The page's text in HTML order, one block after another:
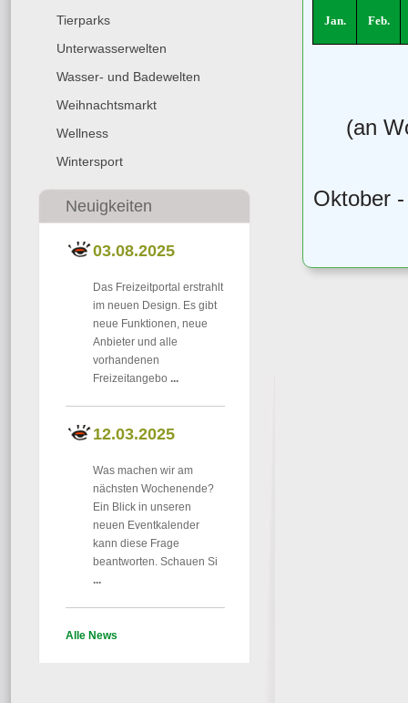
Tierparks
Unterwasserwelten
Wasser- und Badewelten
Weihnachtsmarkt
Wellness
Wintersport
Neuigkeiten
03.08.2025
Das Freizeitportal erstrahlt
im neuen Design. Es gibt
neue Funktionen, neue
Anbieter und alle
vorhandenen
Freizeitangebo ...
12.03.2025
Was machen wir am
nächsten Wochenende?
Ein Blick in unseren
neuen Eventkalender
kann diese Frage
beantworten. Schauen Si
...
Alle News
Jan. Feb.
(an
Oktober